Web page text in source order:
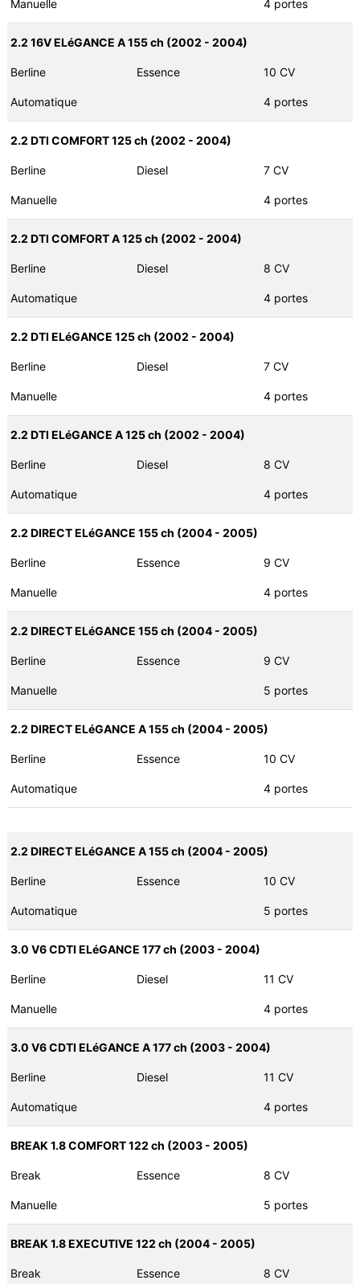
Manuelle 4 portes
2.2 16V ELéGANCE A 155 ch (2002 - 2004)
Berline Essence 10 CV
Automatique 4 portes
2.2 DTI COMFORT 125 ch (2002 - 2004)
Berline Diesel 7 CV
Manuelle 4 portes
2.2 DTI COMFORT A 125 ch (2002 - 2004)
Berline Diesel 8 CV
Automatique 4 portes
2.2 DTI ELéGANCE 125 ch (2002 - 2004)
Berline Diesel 7 CV
Manuelle 4 portes
2.2 DTI ELéGANCE A 125 ch (2002 - 2004)
Berline Diesel 8 CV
Automatique 4 portes
2.2 DIRECT ELéGANCE 155 ch (2004 - 2005)
Berline Essence 9 CV
Manuelle 4 portes
2.2 DIRECT ELéGANCE 155 ch (2004 - 2005)
Berline Essence 9 CV
Manuelle 5 portes
2.2 DIRECT ELéGANCE A 155 ch (2004 - 2005)
Berline Essence 10 CV
Automatique 4 portes
2.2 DIRECT ELéGANCE A 155 ch (2004 - 2005)
Berline Essence 10 CV
Automatique 5 portes
3.0 V6 CDTI ELéGANCE 177 ch (2003 - 2004)
Berline Diesel 11 CV
Manuelle 4 portes
3.0 V6 CDTI ELéGANCE A 177 ch (2003 - 2004)
Berline Diesel 11 CV
Automatique 4 portes
BREAK 1.8 COMFORT 122 ch (2003 - 2005)
Break Essence 8 CV
Manuelle 5 portes
BREAK 1.8 EXECUTIVE 122 ch (2004 - 2005)
Break Essence 8 CV